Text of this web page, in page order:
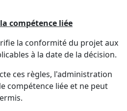
compétence liée
la conformité du projet aux
à la date de la décision.
ces règles, l'administration
compétence liée et ne peut